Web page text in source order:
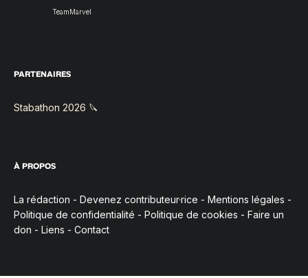
TeamMarvel
PARTENAIRES
Stabathon 2026 🔪
À PROPOS
La rédaction - Devenez contributeur·rice - Mentions légales -
Politique de confidentialité - Politique de cookies - Faire un
don - Liens - Contact